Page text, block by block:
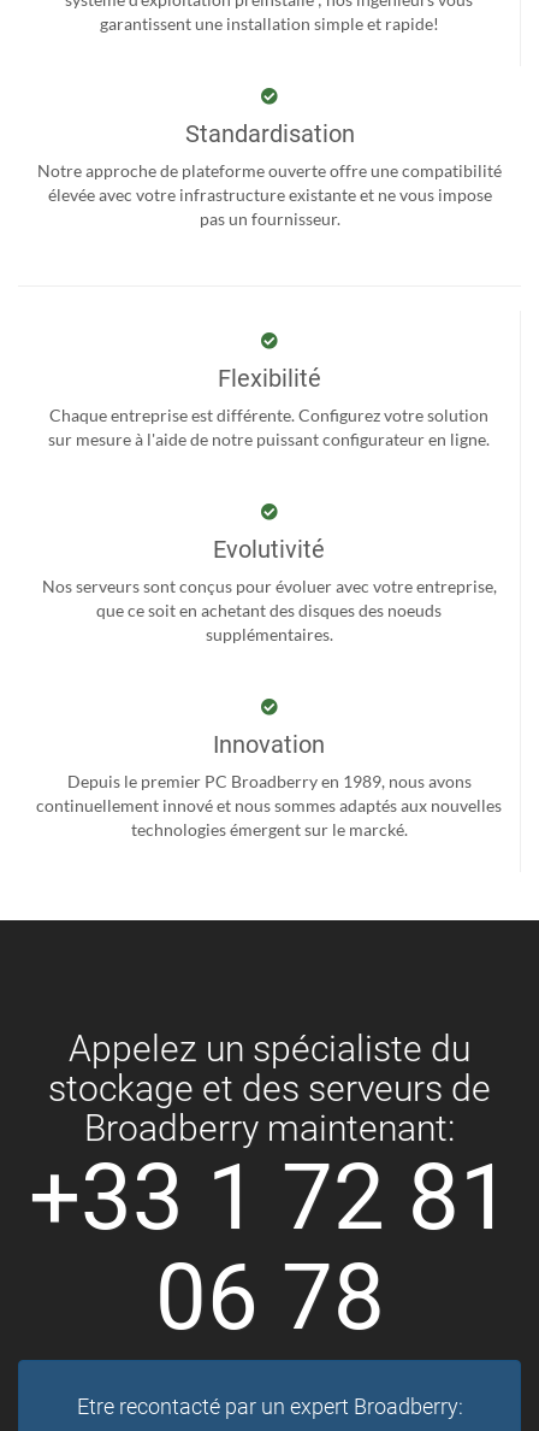
garantissent une installation simple et rapide!
Standardisation
Notre approche de plateforme ouverte offre une compatibilité
élevée avec votre infrastructure existante et ne vous impose
pas un fournisseur.
Flexibilité
Chaque entreprise est différente. Configurez votre solution
sur mesure à l'aide de notre puissant configurateur en ligne.
Evolutivité
Nos serveurs sont conçus pour évoluer avec votre entreprise,
que ce soit en achetant des disques des noeuds
supplémentaires.
Innovation
Depuis le premier PC Broadberry en 1989, nous avons
continuellement innové et nous sommes adaptés aux nouvelles
technologies émergent sur le marcké.
Appelez un spécialiste du
stockage et des serveurs de
Broadberry maintenant:
+33 1 72 81
06 78
Etre recontacté par un expert Broadberry: